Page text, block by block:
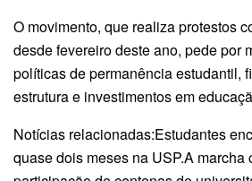
O movimento, que realiza protestos
desde fevereiro deste ano, pede por
políticas de permanência estudantil,
estrutura e investimentos em
Notícias relacionadas:Estudantes
quase dois meses na USP.A marcha